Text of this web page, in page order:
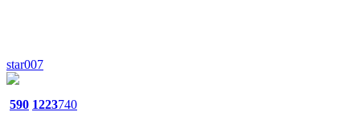
star007
590 1223740